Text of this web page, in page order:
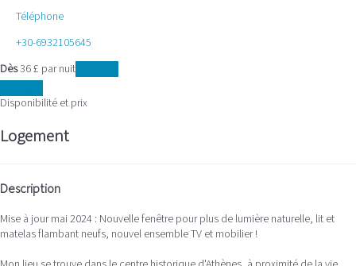
Téléphone
+30-6932105645
Dès36£ par nuit
Disponibilité et prix
Logement
Description
Mise à jour mai 2024 : Nouvelle fenêtre pour plus de lumière naturelle, lit et
matelas flambant neufs, nouvel ensemble TV et mobilier !